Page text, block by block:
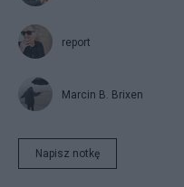
report
Marcin B. Brixen
Napisz notkę